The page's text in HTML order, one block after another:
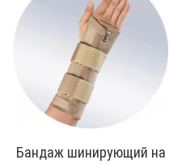
Бандаж шинирующий на